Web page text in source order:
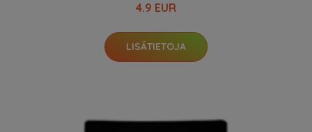
4.9 EUR
LISÄTIETOJA